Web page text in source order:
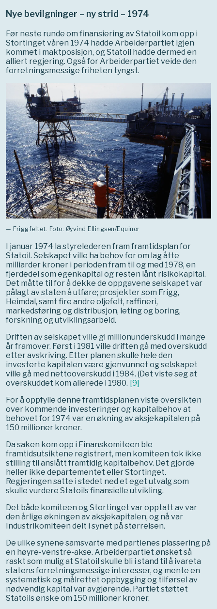
Nye bevilgninger – ny strid – 1974
Før neste runde om finansiering av Statoil kom opp i
Stortinget våren 1974 hadde Arbeiderpartiet igjen
kommet i maktposisjon, og Statoil hadde dermed en
alliert regjering. Også for Arbeiderpartiet veide den
forretningsmessige friheten tyngst.
— Friggfeltet. Foto: Øyvind Ellingsen/Equinor
I januar 1974 la styrelederen fram framtidsplan for
Statoil. Selskapet ville ha behov for om lag åtte
milliarder kroner i perioden fram til og med 1978, en
fjerdedel som egenkapital og resten lånt risikokapital.
Det måtte til for å dekke de oppgavene selskapet var
pålagt av staten å utføre; prosjekter som Frigg,
Heimdal, samt fire andre oljefelt, raffineri,
markedsføring og distribusjon, leting og boring,
forskning og utviklingsarbeid.
Driften av selskapet ville gi millionunderskudd i mange
år framover. Først i 1981 ville driften gå med overskudd
etter avskriving. Etter planen skulle hele den
investerte kapitalen være gjenvunnet og selskapet
ville gå med nettooverskudd i 1984. (Det viste seg at
overskuddet kom allerede i 1980. [9]
For å oppfylle denne framtidsplanen viste oversikten
over kommende investeringer og kapitalbehov at
behovet for 1974 var en økning av aksjekapitalen på
150 millioner kroner.
Da saken kom opp i Finanskomiteen ble
framtidsutsiktene registrert, men komiteen tok ikke
stilling til anslått framtidig kapitalbehov. Det gjorde
heller ikke departementet eller Stortinget.
Regjeringen satte i stedet ned et eget utvalg som
skulle vurdere Statoils finansielle utvikling.
Det både komiteen og Stortinget var opptatt av var
den årlige økningen av aksjekapitalen, og nå var
Industrikomiteen delt i synet på størrelsen.
De ulike synene samsvarte med partienes plassering på
en høyre-venstre-akse. Arbeiderpartiet ønsket så
raskt som mulig at Statoil skulle bli i stand til å ivareta
statens forretningsmessige interesser, og mente en
systematisk og målrettet oppbygging og tilførsel av
nødvendig kapital var avgjørende. Partiet støttet
Statoils ønske om 150 millioner kroner.